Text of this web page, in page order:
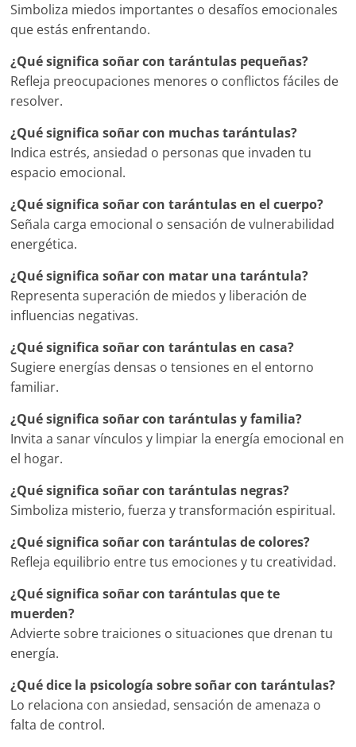
Simboliza miedos importantes o desafíos emocionales
que estás enfrentando.
¿Qué significa soñar con tarántulas pequeñas?
Refleja preocupaciones menores o conflictos fáciles de
resolver.
¿Qué significa soñar con muchas tarántulas?
Indica estrés, ansiedad o personas que invaden tu
espacio emocional.
¿Qué significa soñar con tarántulas en el cuerpo?
Señala carga emocional o sensación de vulnerabilidad
energética.
¿Qué significa soñar con matar una tarántula?
Representa superación de miedos y liberación de
influencias negativas.
¿Qué significa soñar con tarántulas en casa?
Sugiere energías densas o tensiones en el entorno
familiar.
¿Qué significa soñar con tarántulas y familia?
Invita a sanar vínculos y limpiar la energía emocional en
el hogar.
¿Qué significa soñar con tarántulas negras?
Simboliza misterio, fuerza y transformación espiritual.
¿Qué significa soñar con tarántulas de colores?
Refleja equilibrio entre tus emociones y tu creatividad.
¿Qué significa soñar con tarántulas que te
muerden?
Advierte sobre traiciones o situaciones que drenan tu
energía.
¿Qué dice la psicología sobre soñar con tarántulas?
Lo relaciona con ansiedad, sensación de amenaza o
falta de control.